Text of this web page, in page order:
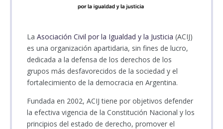
LaAsociación Civil por la Igualdad y la Justicia (ACIJ)
es una organización apartidaria, sin fines de lucro,
dedicada a la defensa de los derechos de los
grupos más desfavorecidos de la sociedad y el
fortalecimiento de la democracia en Argentina.
Fundada en 2002, ACIJ tiene por objetivos defender
la efectiva vigencia de la Constitución Nacional y los
principios del estado de derecho, promover el